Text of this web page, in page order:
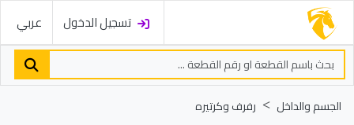
تسجيل الدخول عربي
الجسم والداخل رفرف وكرتيره